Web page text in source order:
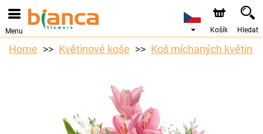
Menu Košík Hledat
Home Květinové koše Koš míchaných květin